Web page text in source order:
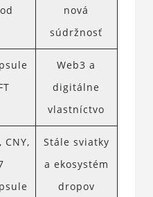
nová
súdržnosť
Web3 a
digitálne
vlastníctvo
CNY,
Stále sviatky
a ekosystém
dropov